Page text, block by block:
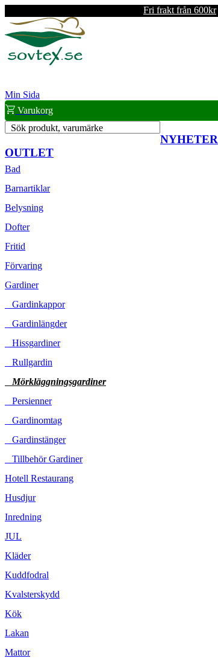
Fri frakt från 600kr
Min Sida
Varukorg
Sök produkt, varumärke
NYHETER
OUTLET
Bad
Barnartiklar
Belysning
Dofter
Fritid
Förvaring
Gardiner
Gardinkappor
Gardinlängder
Hissgardiner
Rullgardin
Mörkläggningsgardiner
Persienner
Gardinomtag
Gardinstänger
Tillbehör Gardiner
Hotell Restaurang
Husdjur
Inredning
JUL
Kläder
Kuddfodral
Kvalsterskydd
Kök
Lakan
Mattor